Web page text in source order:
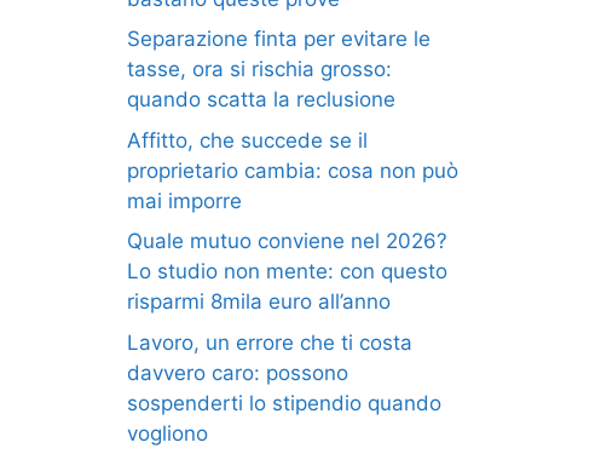
Separazione finta per evitare le
tasse, ora si rischia grosso:
quando scatta la reclusione
Affitto, che succede se il
proprietario cambia: cosa non può
mai imporre
Quale mutuo conviene nel 2026?
Lo studio non mente: con questo
risparmi 8mila euro all’anno
Lavoro, un errore che ti costa
davvero caro: possono
sospenderti lo stipendio quando
vogliono